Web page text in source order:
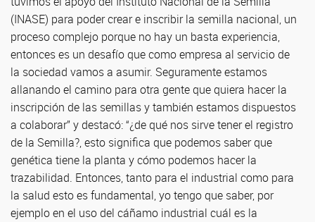
(INASE) para poder crear e inscribir la semilla nacional, un
proceso complejo porque no hay un basta experiencia,
entonces es un desafío que como empresa al servicio de
la sociedad vamos a asumir. Seguramente estamos
allanando el camino para otra gente que quiera hacer la
inscripción de las semillas y también estamos dispuestos
a colaborar” y destacó: “¿de qué nos sirve tener el registro
de la Semilla?, esto significa que podemos saber que
genética tiene la planta y cómo podemos hacer la
trazabilidad. Entonces, tanto para el industrial como para
la salud esto es fundamental, yo tengo que saber, por
ejemplo en el uso del cáñamo industrial cuál es la